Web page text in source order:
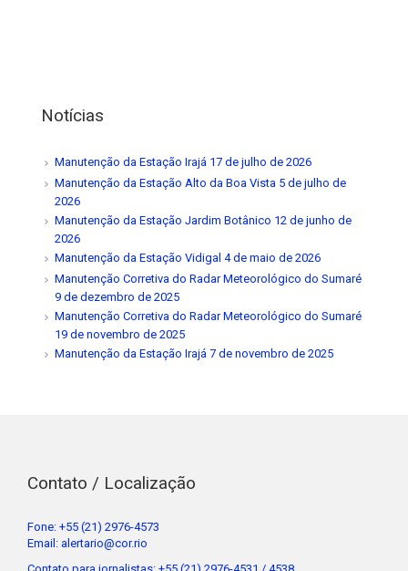
Notícias
Manutenção da Estação Irajá 17 de julho de 2026
Manutenção da Estação Alto da Boa Vista 5 de julho de
2026
Manutenção da Estação Jardim Botânico 12 de junho de
2026
Manutenção da Estação Vidigal 4 de maio de 2026
Manutenção Corretiva do Radar Meteorológico do Sumaré
9 de dezembro de 2025
Manutenção Corretiva do Radar Meteorológico do Sumaré
19 de novembro de 2025
Manutenção da Estação Irajá 7 de novembro de 2025
Contato / Localização
Fone: +55 (21) 2976-4573
Email: alertario@cor.rio